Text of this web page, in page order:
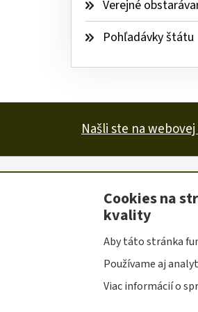
Verejné
Pohľadávky štátu
Našli ste na
Užitočné
odkazy
Mapa stránky
Prevádzkovateľom
Tvorba stránok:
Cookies na
kvality
Aby táto stránka
Používame aj
Viac informácií o